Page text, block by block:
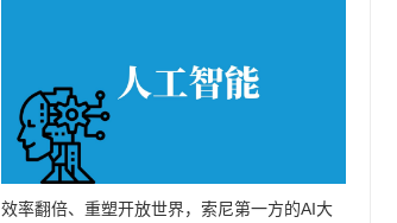
效率翻倍、重塑开放世界，索尼第一方的AI大